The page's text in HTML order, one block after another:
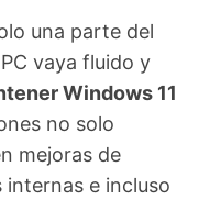
una parte del
vaya fluido y
Windows 11
no solo
mejoras de
e incluso